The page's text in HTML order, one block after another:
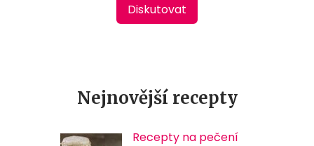
Diskutovat
Nejnovější recepty
Recepty na pečení